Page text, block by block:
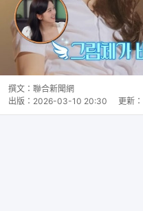
撰文： 聯合新聞網
出版： 2026-03-10 20:30 更新：